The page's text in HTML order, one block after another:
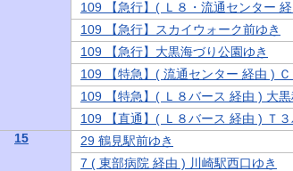
109 【急行】( Ｌ８・流通センター
109 【急行】スカイウォーク前ゆき
109 【急行】大黒海づり公園ゆき
109 【特急】( 流通センター 経由 ) Ｃ
109 【特急】( Ｌ８バース 経由 ) 大
109 【直通】( Ｌ８バース 経由 ) Ｔ
15
29 鶴見駅前ゆき
7 ( 東部病院 経由 ) 川崎駅西口ゆき